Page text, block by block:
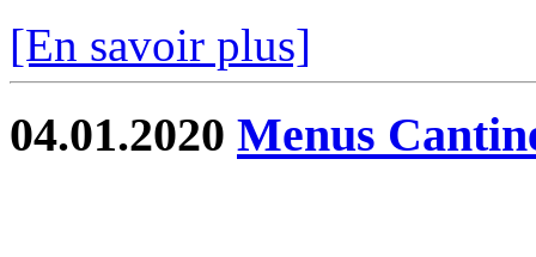
[En savoir plus]
04.01.2020 Menus